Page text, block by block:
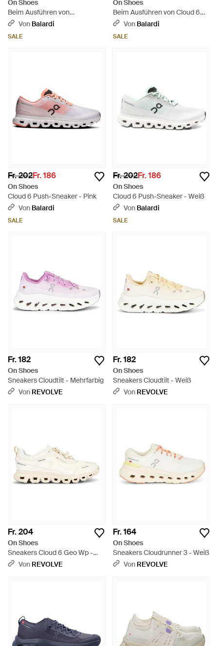
On Shoes
Beim Ausführen von
Cloudsurfer Max - Schwarz
Von Balardi
SALE
On Shoes
Beim Ausführen von Cloud 6
Geo Wp - Weiß
Von Balardi
SALE
Fr. 202Fr. 186
On Shoes
Cloud 6 Push-Sneaker - Pink
Von Balardi
SALE
Fr. 202Fr. 186
On Shoes
Cloud 6 Push-Sneaker - Weiß
Von Balardi
SALE
Fr. 182
On Shoes
Sneakers Cloudtilt - Mehrfarbig
Von REVOLVE
Fr. 182
On Shoes
Sneakers Cloudtilt - Weiß
Von REVOLVE
Fr. 204
On Shoes
Sneakers Cloud 6 Geo Wp -
WeißVon REVOLVE
Fr. 164
On Shoes
Sneakers Cloudrunner 3 - Weiß
Von REVOLVE